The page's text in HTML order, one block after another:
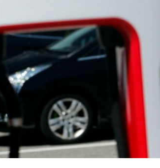
海南澄邁文儒煥新升級 五組數據見
梁振英率港區全國政協委員考察團來
2025年海南儋州以舊換新帶動消費
山東26戶省屬國企去年合計營收2.58
瀋陽鐵西校園閱讀活動解鎖閱讀新玩
閩粵贛三地漢樂藝術家齊聚深圳，
有片丨外交部回應特朗普委內瑞拉